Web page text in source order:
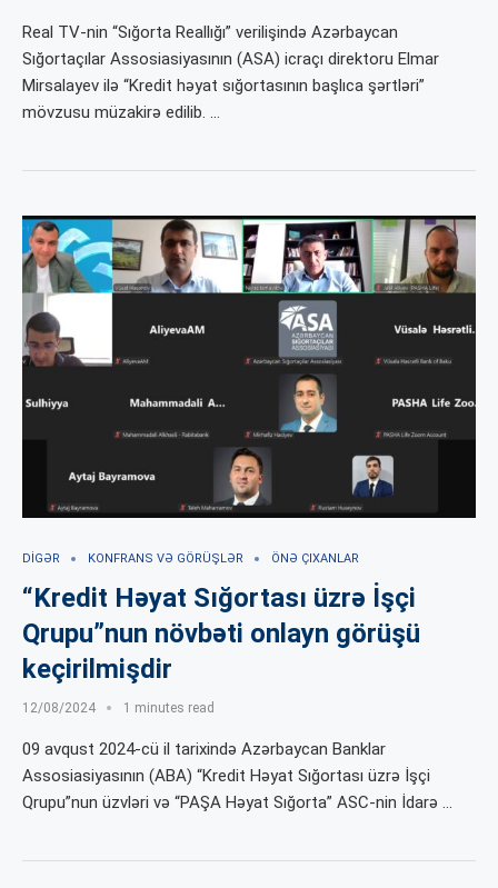
Real TV-nin “Sığorta Reallığı” verilişində Azərbaycan
Sığortaçılar Assosiasiyasının (ASA) icraçı direktoru Elmar
Mirsalayev ilə “Kredit həyat sığortasının başlıca şərtləri”
mövzusu müzakirə edilib. …
DIGƏR KONFRANS VƏ GÖRÜŞLƏR ÖNƏ ÇIXANLAR
“Kredit Həyat Sığortası üzrə İşçi
Qrupu”nun növbəti onlayn görüşü
keçirilmişdir
12/08/2024 1 minutes read
09 avqust 2024-cü il tarixində Azərbaycan Banklar
Assosiasiyasının (ABA) “Kredit Həyat Sığortası üzrə İşçi
Qrupu”nun üzvləri və “PAŞA Həyat Sığorta” ASC-nin İdarə …